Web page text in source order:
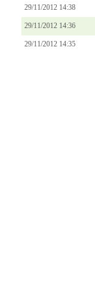
29/11/2012 14:38
29/11/2012 14:36
29/11/2012 14:35